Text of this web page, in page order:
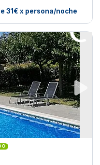
31€ x persona/noche